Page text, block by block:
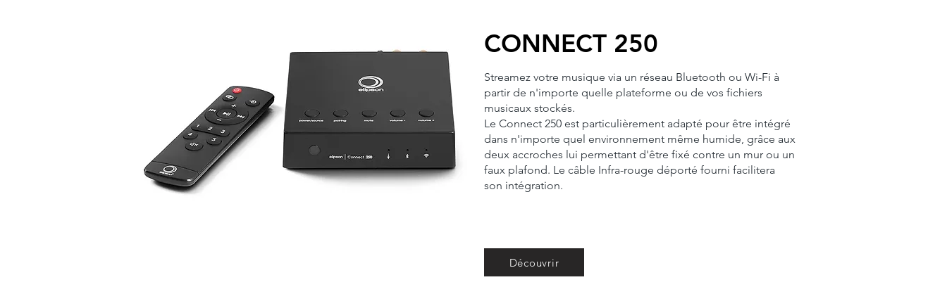
CONNECT 250
Streamez votre musique via un réseau Bluetooth ou Wi-Fi à
partir de n'importe quelle plateforme ou de vos fichiers
musicaux stockés.
Le Connect 250 est particulièrement adapté pour être intégré
dans n'importe quel environnement même humide, grâce aux
deux accroches lui permettant d'être fixé contre un mur ou un
faux plafond. Le câble Infra-rouge déporté fourni facilitera
son intégration.
Découvrir